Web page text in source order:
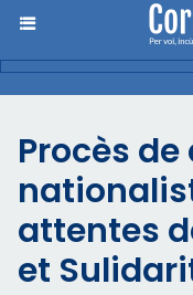
Procès
attentes
et